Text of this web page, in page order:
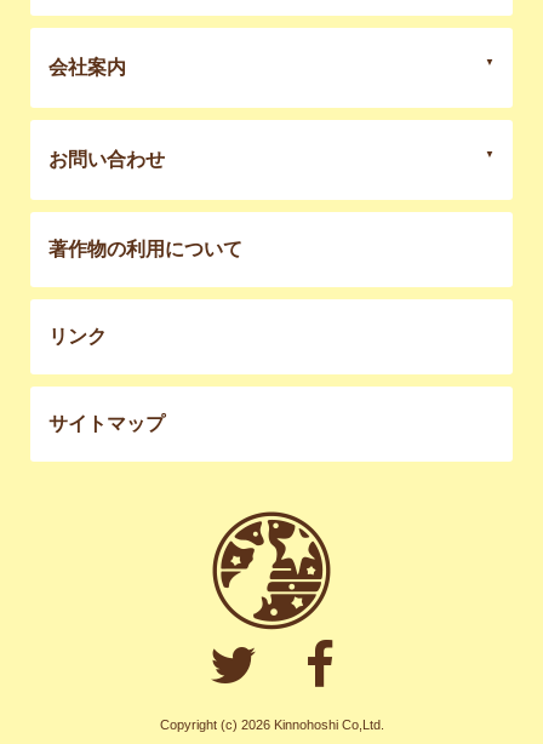
会社案内
お問い合わせ
著作物の利用について
リンク
サイトマップ
Copyright (c) 2026 Kinnohoshi Co,Ltd.